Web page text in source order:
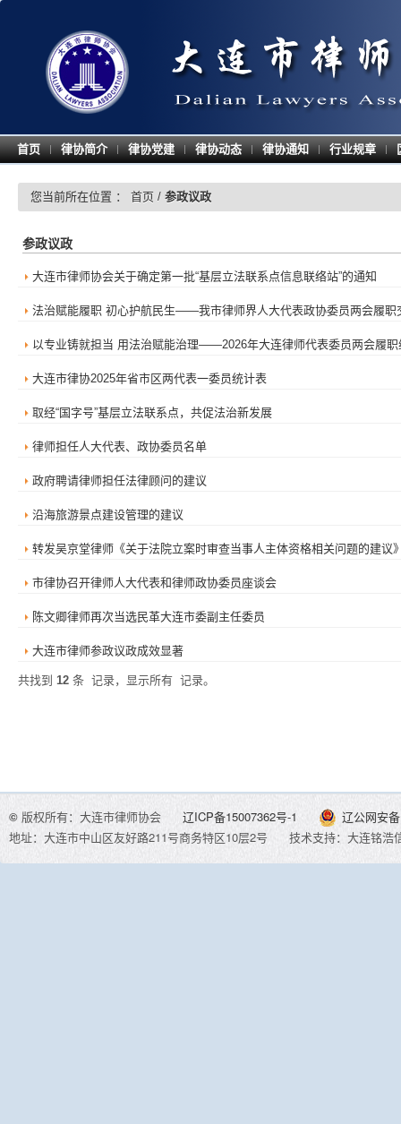
首页 | 律协简介 | 律协党建 | 律协动态 | 律协通知 | 行业规章 |
您当前所在位置 ： 首页 / 参政议政
参政议政
大连市律师协会关于确定第一批“基层立法联系点信息联络站”的通知
法治赋能履职 初心护航民生——我市律师界人大代表政协委员两会履职
以专业铸就担当 用法治赋能治理——2026年大连律师代表委员两会履职
大连市律协2025年省市区两代表一委员统计表
取经“国字号”基层立法联系点，共促法治新发展
律师担任人大代表、政协委员名单
政府聘请律师担任法律顾问的建议
沿海旅游景点建设管理的建议
转发吴京堂律师《关于法院立案时审查当事人主体资格相关问题的建议
市律协召开律师人大代表和律师政协委员座谈会
陈文卿律师再次当选民革大连市委副主任委员
大连市律师参政议政成效显著
共找到 12 条 记录，显示所有 记录。
© 版权所有：大连市律师协会 辽ICP备15007362号-1
辽公网安
地址：大连市中山区友好路211号商务特区10层2号
技术支持：大连铭浩